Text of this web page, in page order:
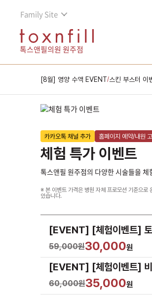
Family Site
톡스앤필의원 원주점
[8월] 영양 수액 EVENT/스킨 부스터 이
카카오톡 채널 추가 홈페이지 예약/내원
체험 특가 이벤트
톡스앤필 원주점의 다양한 시술들을
※ 본 이벤트 가격은 병원 자체 프로모션 기준으로
있습니다.
[EVENT] [체험이벤트] 토
59,000원30,000원
[EVENT] [체험이벤트] 비
60,000원35,000원